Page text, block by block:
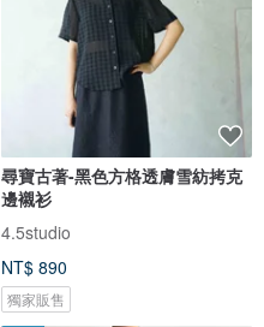
尋寶古著-黑色方格透膚雪紡拷克
邊襯衫
4.5studio
NT$ 890
獨家販售